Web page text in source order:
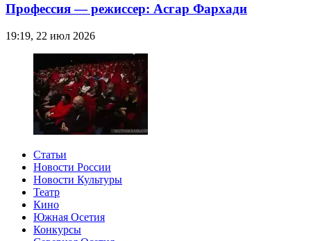
Профессия — режиссер: Асгар Фархади
19:19, 22 июл 2026
Статьи
Новости России
Новости Культуры
Театр
Кино
Южная Осетия
Конкурсы